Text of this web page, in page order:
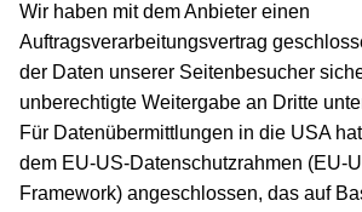
Wir haben mit dem Anbieter einen
Auftragsverarbeitungsvertrag
der Daten unserer Seitenbesucher
unberechtigte Weitergabe an Dritte
Für Datenübermittlungen in die USA
dem EU-US-Datenschutzrahmen (EU-
Framework) angeschlossen, das auf